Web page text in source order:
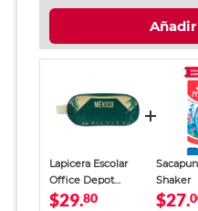
Lapicera Escolar
Office Depot
México Tricolor
$29.80
Shaker
$27.